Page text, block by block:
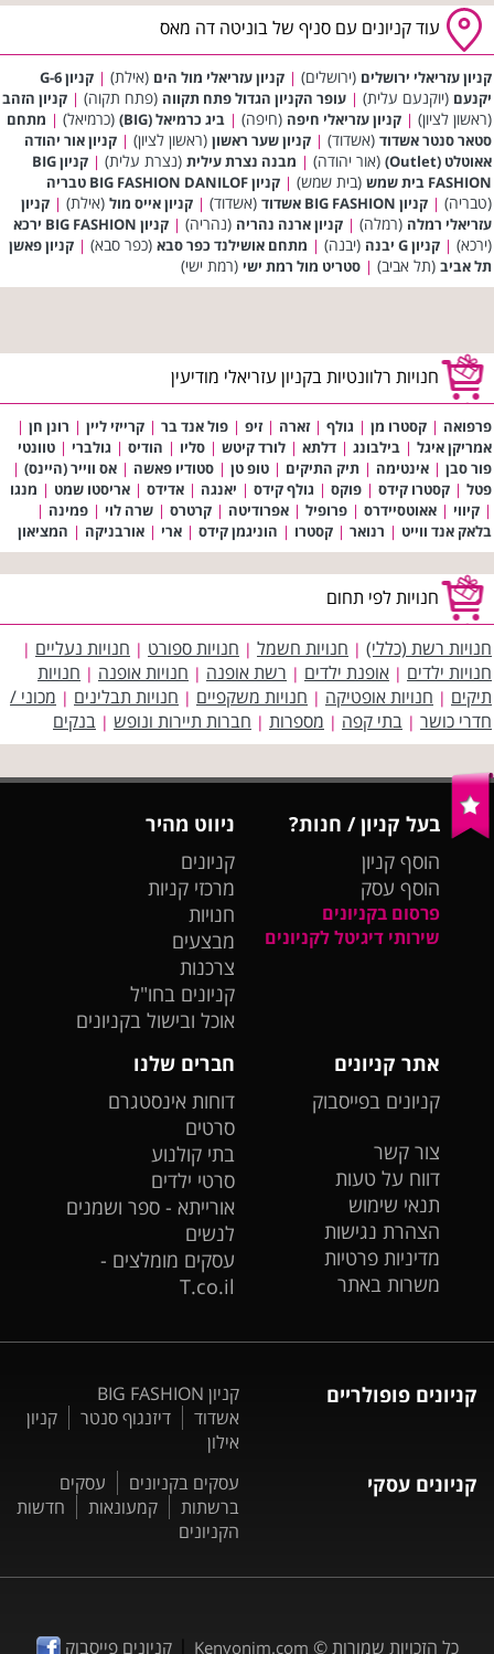
עוד קניונים עם סניף של בוניטה דה מאס
קניון עזריאלי ירושלים (ירושלים) | קניון עזריאלי מול הים (אילת) |
קניון G-6
יקנעם (יוקנעם עלית) | עופר הקניון הגדול פתח תקווה (פתח תקוה) | קניון הזהב
(ראשון לציון) | קניון עזריאלי חיפה (חיפה) | ביג כרמיאל (BIG) (כרמיאל) | מתחם
סטאר סנטר אשדוד (אשדוד) | קניון שער ראשון (ראשון לציון) | קניון אור יהודה
אאוטלט (Outlet)
(אור יהודה) | מבנה נצרת עילית (נצרת עלית) |
קניון BIG
FASHION בית שמש
(בית שמש) | קניון BIG FASHION DANILOF טבריה
(טבריה) | קניון BIG FASHION אשדוד (אשדוד) | קניון אייס מול (אילת) | קניון
עזריאלי רמלה (רמלה) | קניון ארנה נהריה (נהריה) | קניון BIG FASHION ירכא
(ירכא) | קניון G יבנה (יבנה) | מתחם אושילנד כפר סבא (כפר סבא) | קניון פאשן
תל אביב (תל אביב) | סטריט מול רמת ישי (רמת ישי)
חנויות רלוונטיות בקניון עזריאלי מודיעין
פרפואה | קסטרו מן | גולף | זארה | זיפ | פול אנד בר | קרייזי ליין | רונן חן |
אמריקן איגל | בילבונג | דלתא | לורד קיטש | סליו | הודיס | גולברי | טוונטי
פור סבן | אינטימה | תיק התיקים | טופ טן | סטודיו פאשה | אס ווייר (היינס) |
פטל | קסטרו קידס | פוקס | גולף קידס | יאנגה | אדידס | אריסטו שמט | מנגו
| קיווי | אאוטסיידרס | פרופיל | אפרודיטה | קרטרס | שרה לוי | פמינה |
בלאק אנד ווייט | רנואר | קסטרו | הוניגמן קידס | ארי | אורבניקה | המציאון
חנויות לפי תחום
חנויות רשת (כללי) | חנויות חשמל | חנויות ספורט | חנויות נעליים |
חנויות ילדים | אופנת ילדים | רשת אופנה | חנויות אופנה | חנויות
תיקים | חנויות אופטיקה | חנויות משקפיים | חנויות תבלינים | מכוני /
חדרי כושר | בתי קפה | מספרות | חברות תיירות ונופש | בנקים
בעל קניון / חנות?
הוסף קניון
הוסף עסק
פרסום בקניונים
שירותי דיגיטל לקניונים
ניווט מהיר
קניונים
מרכזי קניות
חנויות
מבצעים
צרכנות
קניונים בחו"ל
אוכל ובישול בקניונים
אתר קניונים
קניונים בפייסבוק
צור קשר
דווח על טעות
תנאי שימוש
הצהרת נגישות
מדיניות פרטיות
משרות באתר
חברים שלנו
דוחות אינסטגרם
סרטים
בתי קולנוע
סרטי ילדים
אורייתא - ספר ושמנים
לנשים
עסקים מומלצים -
T.co.il
קניונים פופולריים
קניון BIG FASHION
אשדוד
דיזנגוף סנטר
קניון
אילון
קניונים עסקי עסקים בקניונים
עסקים
ברשתות
קמעונאות
חדשות
הקניונים
כל הזכויות שמורות © Kenyonim.com
|קניונים פייסבוק